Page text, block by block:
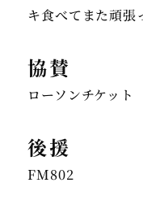
協賛
ローソンチケット
後援
FM802